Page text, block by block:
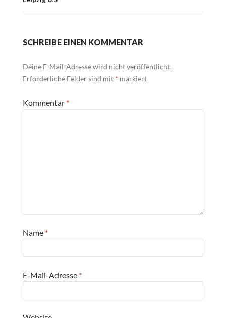
SCHREIBE EINEN KOMMENTAR
Deine E-Mail-Adresse wird nicht veröffentlicht.
Erforderliche Felder sind mit * markiert
Kommentar *
Name *
E-Mail-Adresse *